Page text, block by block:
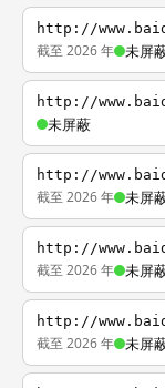
http://
截至 2026 年 未屏
http://
未屏蔽
http://
截至 2026 年 未屏
http://
截至 2026 年 未屏
http://
截至 2026 年 未屏